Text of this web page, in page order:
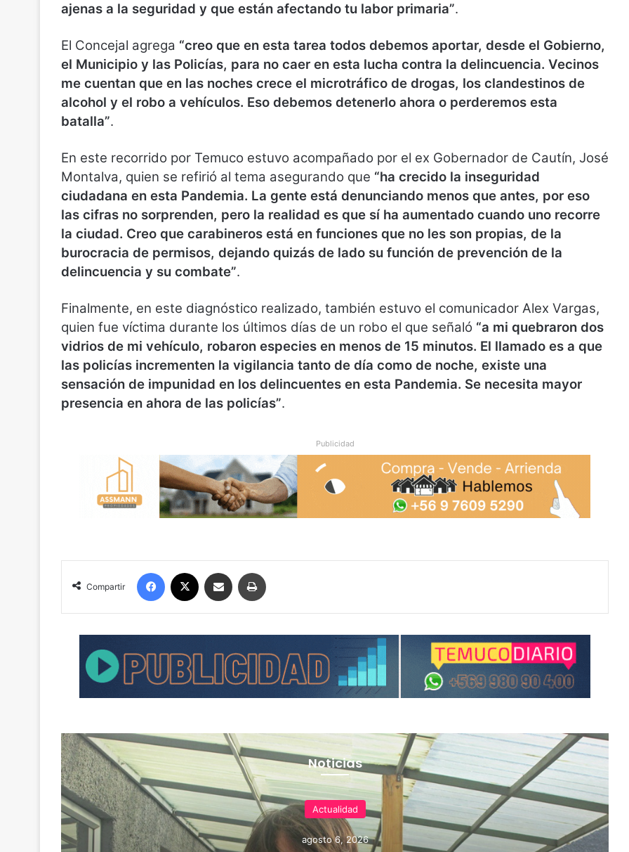
ajenas a la seguridad y que están afectando tu labor primaria”.
El Concejal agrega “creo que en esta tarea todos debemos aportar, desde el Gobierno,
el Municipio y las Policías, para no caer en esta lucha contra la delincuencia. Vecinos
me cuentan que en las noches crece el microtráfico de drogas, los clandestinos de
alcohol y el robo a vehículos. Eso debemos detenerlo ahora o perderemos esta
batalla”.
En este recorrido por Temuco estuvo acompañado por el ex Gobernador de Cautín, José
Montalva, quien se refirió al tema asegurando que “ha crecido la inseguridad
ciudadana en esta Pandemia. La gente está denunciando menos que antes, por eso
las cifras no sorprenden, pero la realidad es que sí ha aumentado cuando uno recorre
la ciudad. Creo que carabineros está en funciones que no les son propias, de la
burocracia de permisos, dejando quizás de lado su función de prevención de la
delincuencia y su combate”.
Finalmente, en este diagnóstico realizado, también estuvo el comunicador Alex Vargas,
quien fue víctima durante los últimos días de un robo el que señaló “a mi quebraron dos
vidrios de mi vehículo, robaron especies en menos de 15 minutos. El llamado es a que
las policías incrementen la vigilancia tanto de día como de noche, existe una
sensación de impunidad en los delincuentes en esta Pandemia. Se necesita mayor
presencia en ahora de las policías”.
Publicidad
Compartir
Noticias
Actualidad
agosto 6, 2026